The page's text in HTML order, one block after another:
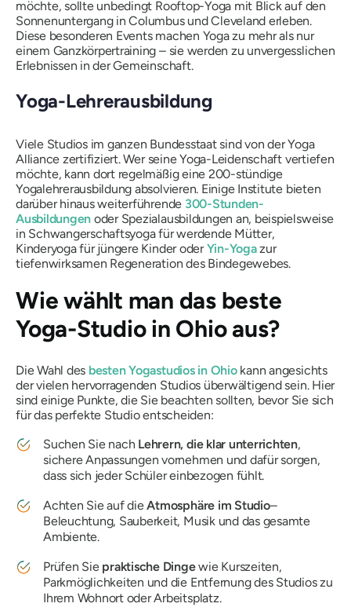
möchte, sollte unbedingt Rooftop-Yoga mit Blick auf den
Sonnenuntergang in Columbus und Cleveland erleben.
Diese besonderen Events machen Yoga zu mehr als nur
einem Ganzkörpertraining – sie werden zu unvergesslichen
Erlebnissen in der Gemeinschaft.
Yoga-Lehrerausbildung
Viele Studios im ganzen Bundesstaat sind von der Yoga
Alliance zertifiziert. Wer seine Yoga-Leidenschaft vertiefen
möchte, kann dort regelmäßig eine 200-stündige
Yogalehrerausbildung absolvieren. Einige Institute bieten
darüber hinaus weiterführende 300-Stunden-
Ausbildungen oder Spezialausbildungen an, beispielsweise
in Schwangerschaftsyoga für werdende Mütter,
Kinderyoga für jüngere Kinder oderYin-Yogazur
tiefenwirksamen Regeneration des Bindegewebes.
Wie wählt man das beste
Yoga-Studio in Ohio aus?
Die Wahl des besten Yogastudios in Ohiokann angesichts
der vielen hervorragenden Studios überwältigend sein. Hier
sind einige Punkte, die Sie beachten sollten, bevor Sie sich
für das perfekte Studio entscheiden:
Suchen Sie nach Lehrern, die klar unterrichten,
sichere Anpassungen vornehmen und dafür sorgen,
dass sich jeder Schüler einbezogen fühlt.
Achten Sie auf dieAtmosphäre im Studio–
Beleuchtung, Sauberkeit, Musik und das gesamte
Ambiente.
Prüfen Sie praktische Dingewie Kurszeiten,
Parkmöglichkeiten und die Entfernung des Studios zu
Ihrem Wohnort oder Arbeitsplatz.